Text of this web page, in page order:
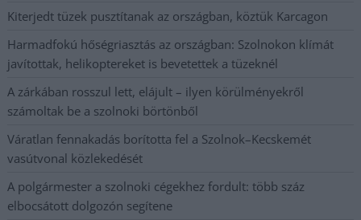
Kiterjedt tüzek pusztítanak az országban, köztük Karcagon
Harmadfokú hőségriasztás az országban: Szolnokon klímát
javítottak, helikoptereket is bevetettek a tüzeknél
A zárkában rosszul lett, elájult – ilyen körülményekről
számoltak be a szolnoki börtönből
Váratlan fennakadás borította fel a Szolnok–Kecskemét
vasútvonal közlekedését
A polgármester a szolnoki cégekhez fordult: több száz
elbocsátott dolgozón segítene